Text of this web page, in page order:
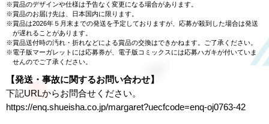
賞品のデザインや仕様は予告なく変更になる場合があります。
賞品のお届け先は、日本国内に限ります。
賞品は2026年５月末までの発送を予定しておりますが、応募が殺到した場合は発送
が遅れることがあります。
賞品送付時の汚れ・折れなどによる賞品の交換はできかねます。ご了承ください。
電子版マーガレットには応募券が、電子版コミックスには応募ハガキが付いていま
せんのでご了承ください。
【発送・事故に関するお問い合わせ】
下記URLからお問合せください。
https://enq.shueisha.co.jp/margaret?uecfcode=enq-oj0763-42